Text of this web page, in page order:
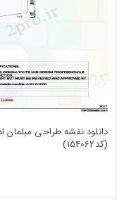
دانلود نقشه طراحی مبلمان
(کد154062)